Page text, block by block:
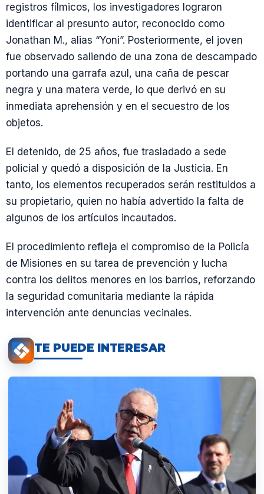
registros fílmicos, los investigadores lograron
identificar al presunto autor, reconocido como
Jonathan M., alias “Yoni”. Posteriormente, el joven
fue observado saliendo de una zona de descampado
portando una garrafa azul, una caña de pescar
negra y una matera verde, lo que derivó en su
inmediata aprehensión y en el secuestro de los
objetos.
El detenido, de 25 años, fue trasladado a sede
policial y quedó a disposición de la Justicia. En
tanto, los elementos recuperados serán restituidos a
su propietario, quien no había advertido la falta de
algunos de los artículos incautados.
El procedimiento refleja el compromiso de la Policía
de Misiones en su tarea de prevención y lucha
contra los delitos menores en los barrios, reforzando
la seguridad comunitaria mediante la rápida
intervención ante denuncias vecinales.
TE PUEDE INTERESAR